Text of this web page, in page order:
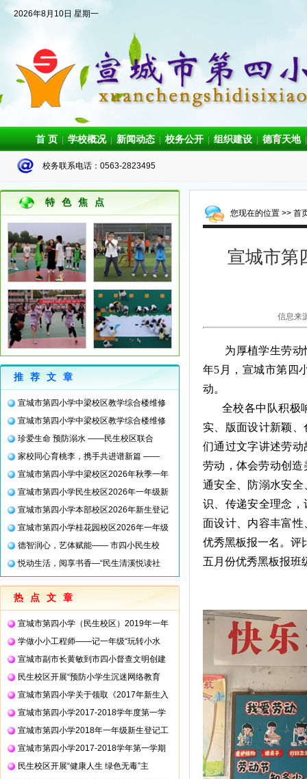
2026年8月10日 星期一
首 页 学校概况 新闻动态 校务公开 组织建设 德育天地
校务联系电话：0563-2823495
特色焦点
推荐文章
宣城市第四小学中梁校区教学综合楼维修
宣城市第四小学中梁校区教学综合楼维修
珍爱生命 预防溺水 ——民生校区联合
家校同心育桃李，携手共进谱新篇 ——
宣城市第四小学中梁校区2026年秋季一年
宣城市第四小学民生校区2026年一年级新
宣城市第四小学本部校区2026年新生登记
宣城市第四小学桂花园校区2026年一年级
德智润心，艺体赋能—— 市四小民生校
悦动生活，阅享书香—“民生清溪悦读社
热点文章
宣城市第四小学（民生校区）2019年一年
学做小小工程师——记一年级“玩转小水
宣城市副市长黄敏到市四小督查文明创建
民生校区开展“预防小学生沉迷网络教育
宣城市第四小学关于领取《2017年新生入
宣城市第四小学2017-2018学年度第一学
宣城市第四小学2018年一年级新生登记工
宣城市第四小学2017-2018学年第一学期
民生校区开展“健康人生 绿色无毒”主
您现在的位置 >> 首
宣城市第
信息来
为厚植学生劳动情
年5 月，宣城市第四
动。
全校各中队积极
实、版面设计新颖
们通过文字讲述劳
劳动，体会劳动创造
通安全、防溺水安
识、传递安全理念
面设计、内容丰富
优秀黑板报一名。评
五月份优秀黑板报班